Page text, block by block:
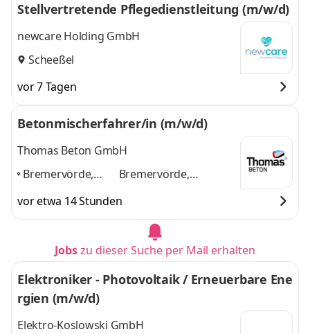
Stellvertretende Pflegedienstleitung (m/w/d)
newcare Holding GmbH
Scheeßel
vor 7 Tagen
Betonmischerfahrer/in (m/w/d)
Thomas Beton GmbH
Bremervörde,
Nordholz,
Scheeßel,
Bremervörde,
Scheeßel, Bremen
2 weitere
vor etwa 14 Stunden
Jobszu dieser Suche per Mail erhalten
Elektroniker - Photovoltaik / Erneuerbare Ene
rgien (m/w/d)
Elektro-Koslowski GmbH